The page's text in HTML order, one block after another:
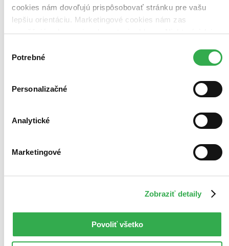
cookies nám dovoľujú prispôsobovať stránku pre vašu
lepšiu orientáciu. Marketingové cookies nám zas
umožňujú zobrazenie relevantnej reklamy. Niektoré údaje
keby sme mohli používať všetky tieto cookies. Ďakujeme!
súhlasu
Potrebné
Personalizačné
Analytické
Marketingové
Zobraziť detaily
Povoliť všetko